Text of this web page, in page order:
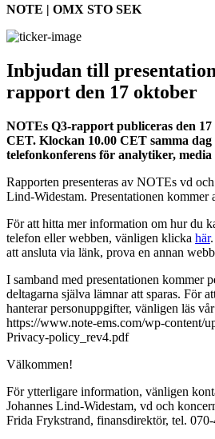
NOTE | OMX STO SEK
Inbjudan till
rapport den 17 oktober
NOTEs Q3-rapport publiceras den
CET. Klockan 10.00 CET samma
telefonkonferens för analytiker, media
Rapporten presenteras av NOTEs vd
Lind-Widestam. Presentationen kommer
För att hitta mer information om hur du
telefon eller webben, vänligen klicka här
att ansluta via länk, prova en annan
I samband med presentationen kommer
deltagarna själva lämnar att sparas. För
hanterar personuppgifter, vänligen läs
https://www.note-ems.com/wp-content/
Privacy-policy_rev4.pdf
Välkommen!
För ytterligare information, vänligen
Johannes Lind-Widestam, vd och
Frida Frykstrand, finansdirektör, tel.